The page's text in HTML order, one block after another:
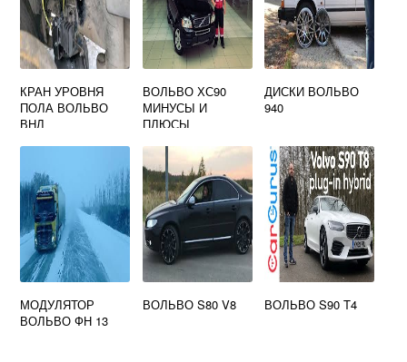
КРАН УРОВНЯ
ПОЛА ВОЛЬВО
ВНЛ
ВОЛЬВО ХС90
МИНУСЫ И
ПЛЮСЫ
ДИСКИ ВОЛЬВО
940
МОДУЛЯТОР
ВОЛЬВО ФН 13
ВОЛЬВО S80 V8 ВОЛЬВО S90 T4